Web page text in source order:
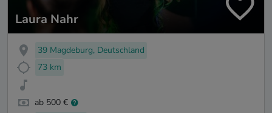
Laura Nahr
39 Magdeburg, Deutschland
73 km
ab 500 €